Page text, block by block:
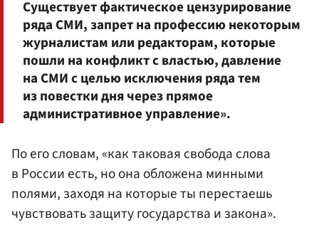
Существует фактическое цензурирование
ряда СМИ, запрет на профессию некоторым
журналистам или редакторам, которые
пошли на конфликт с властью, давление
на СМИ с целью исключения ряда тем
из повестки дня через прямое
административное управление».
По его словам, «как таковая свобода слова
в России есть, но она обложена минными
полями, заходя на которые ты перестаешь
чувствовать защиту государства и закона».